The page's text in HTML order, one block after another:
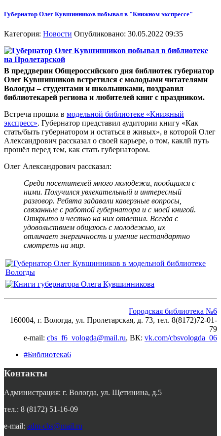
Губернатор Олег Кувшинников побывал в "Книжном экспрессе"
Категория: Новости Опубликовано: 30.05.2022 09:35
В преддверии Общероссийского дня библиотек губернатор
Олег Кувшинников встретился с молодыми читателями
Вологды – студентами и школьниками, поздравил
библиотекарей региона и любителей книг с праздником.
Встреча прошла в модельной библиотеке «Книжный
экспресс». Губернатор представил аудитории книгу «Как
стать/быть губернатором и остаться в живых», в которой Олег
Александрович рассказал о своей карьере, о том, каклй путь
прошёл перед тем, как стать губернатором.
Олег Александрович рассказал:
Среди посетителей много молодежи, пообщался с
ними. Получился увлекательный и интересный
разговор. Ребята задавали каверзные вопросы,
связанные с работой губернатора и с моей книгой.
Открыто и честно на них ответил. Всегда с
удовольствием общаюсь с молодежью, их
отличает энергичность и умение нестандартно
смотреть на мир.
Городская библиотека №6
160004, г. Вологда, ул. Пролетарская, д. 73, тел. 8(8172)72-01-
79
e-mail: cbs_f6_vologda@mail.ru, ВК: vk.com/cbsvologda_06
#Библиотека6
Контакты
Администрация: г. Вологда, ул. Щетинина, д.5
тел.: 8 (8172) 51-16-09
e-mail: adm-cbs@mail.ru